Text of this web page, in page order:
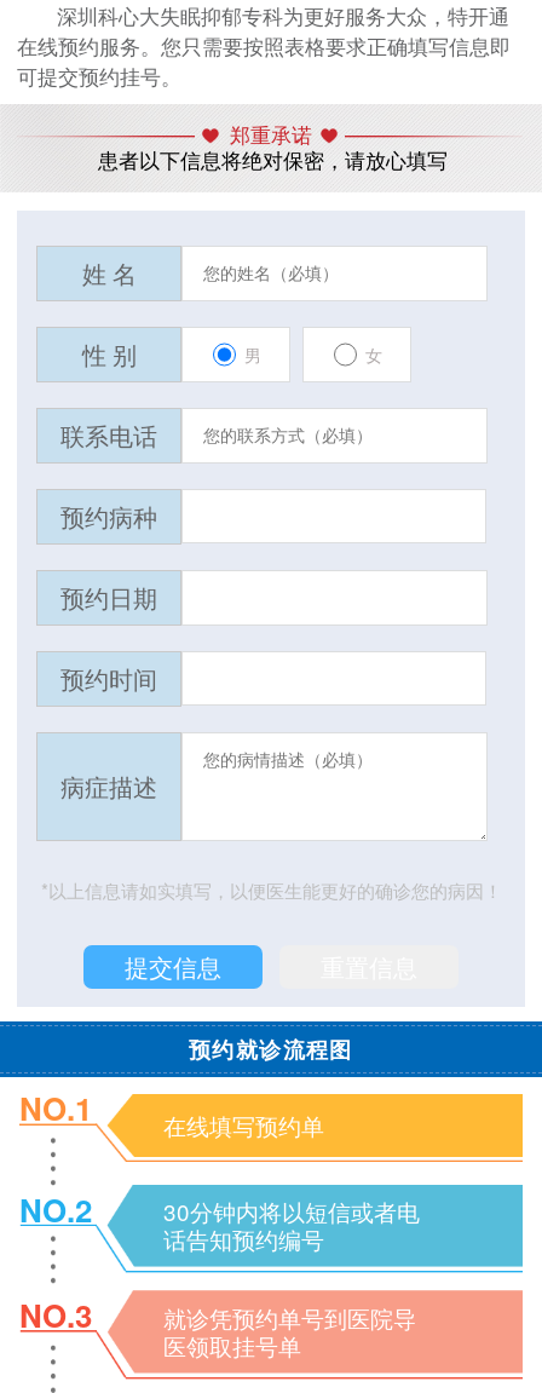
深圳科心大失眠抑郁专科为更好服务大众，特开通
在线预约服务。您只需要按照表格要求正确填写信息即
可提交预约挂号。
郑重承诺
患者以下信息将绝对保密，请放心填写
姓 名
性 别 男 女
联系电话
预约病种
预约日期
预约时间
病症描述
*以上信息请如实填写，以便医生能更好的确诊您的病因！
预约就诊流程图
NO.1 在线填写预约单
NO.2
30分钟内将以短信或者电
话告知预约编号
NO.3
就诊凭预约单号到医院导
医领取挂号单